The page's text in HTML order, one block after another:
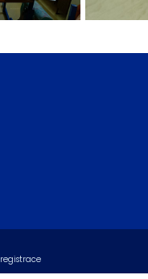
registrace